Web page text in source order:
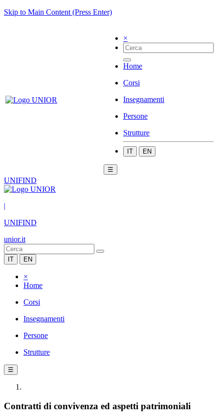
Skip to Main Content (Press Enter)
×
Home
Corsi
Insegnamenti
Persone
Strutture
IT EN
☰
UNIFIND
|
UNIFIND
unior.it
IT EN
×
Home
Corsi
Insegnamenti
Persone
Strutture
☰
Contratti di convivenza ed aspetti patrimoniali